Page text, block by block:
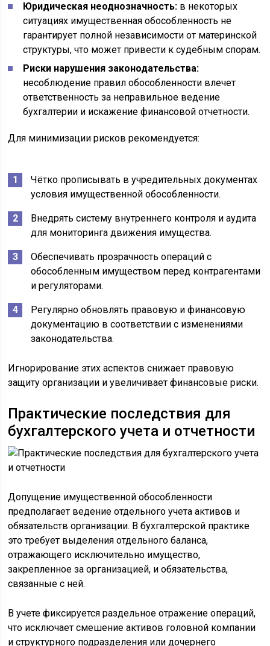
Юридическая неоднозначность: в некоторых
ситуациях имущественная обособленность не
гарантирует полной независимости от материнской
структуры, что может привести к судебным спорам.
Риски нарушения законодательства:
несоблюдение правил обособленности влечет
ответственность за неправильное ведение
бухгалтерии и искажение финансовой отчетности.
Для минимизации рисков рекомендуется:
Чётко прописывать в учредительных документах
условия имущественной обособленности.
Внедрять систему внутреннего контроля и аудита
для мониторинга движения имущества.
Обеспечивать прозрачность операций с
обособленным имуществом перед контрагентами
и регуляторами.
Регулярно обновлять правовую и финансовую
документацию в соответствии с изменениями
законодательства.
Игнорирование этих аспектов снижает правовую
защиту организации и увеличивает финансовые риски.
Практические последствия для
бухгалтерского учета и отчетности
Допущение имущественной обособленности
предполагает ведение отдельного учета активов и
обязательств организации. В бухгалтерской практике
это требует выделения отдельного баланса,
отражающего исключительно имущество,
закрепленное за организацией, и обязательства,
связанные с ней.
В учете фиксируется раздельное отражение операций,
что исключает смешение активов головной компании
и структурного подразделения или дочернего